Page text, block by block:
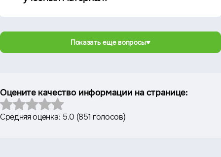
Показать еще вопросы
Оцените качество информации на странице:
Средняя оценка: 5.0 (851 голосов)